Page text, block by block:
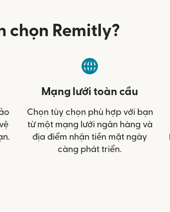
chọn Remitly?
Mạng lưới toàn cầu
Chọn tùy chọn phù hợp với bạn
từ một mạng lưới ngân hàng và
địa điểm nhận tiền mặt ngày
càng phát triển.